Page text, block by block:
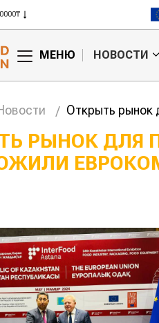
125000₸
МЕНЮ НОВОСТИ
Открыть рынок
РЫНОК ДЛЯ